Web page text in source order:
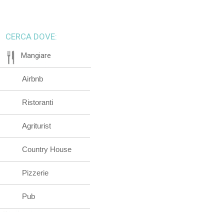
CERCA DOVE:
Mangiare
Airbnb
Ristoranti
Agriturist
Country House
Pizzerie
Pub